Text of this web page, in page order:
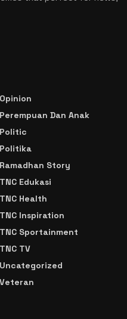
Opinion
Perempuan Dan Anak
Politic
Politika
Ramadhan Story
TNC Edukasi
TNC Health
TNC Inspiration
TNC Sportainment
TNC TV
Uncategorized
Veteran